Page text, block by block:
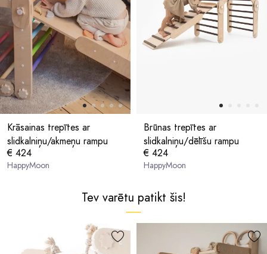
Krāsainas trepītes ar
slidkalniņu/akmeņu rampu
€ 424
HappyMoon
Brūnas trepītes ar
slidkalniņu/dēlīšu rampu
€ 424
HappyMoon
Tev varētu patikt šis!